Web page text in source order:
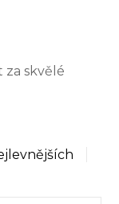
za skvělé